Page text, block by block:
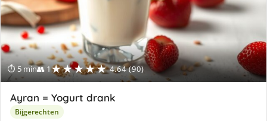
⏱ 5 min👥 1★★★★★ 4.64 (90)
Ayran = Yogurt drank
Bijgerechten